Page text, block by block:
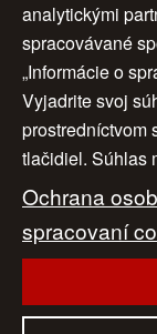
Úvod |
Nastavenia
© 2006-2026
analytickými
spracovávané
„Informácie o
Vyjadrite svoj
prostredníctvom
tlačidiel. Súhlas
Ochrana
spracovaní